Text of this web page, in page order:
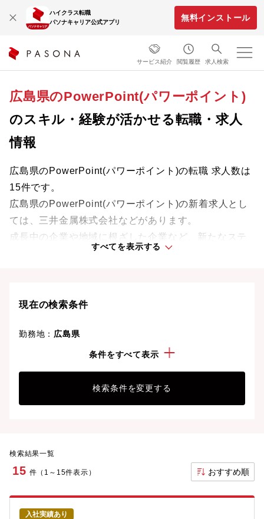
ハイクラス転職
パソナキャリア公式アプリ
無料インストール
サービス紹介 閲覧履歴 求人検索
広島県のPowerPoint(パワーポイント)
のスキル・経験が活かせる転職・求人
情報
広島県のPowerPoint(パワーポイント)の転職 求人数は
15件です。
広島県のPowerPoint(パワーポイント)の新着求人とし
ては、三井金属株式会社などがあります。
成長中の企業や地域に根ざした企業など、新たなステ
ージで活躍するチャンスを見つけましょう。
すべてを表示する
現在の検索条件
勤務地： 広島県
PowerPoint
条件をすべて表示
検索条件を変更する
検索結果一覧
15 件（1～15件表示） おすすめ順
入社実績あり